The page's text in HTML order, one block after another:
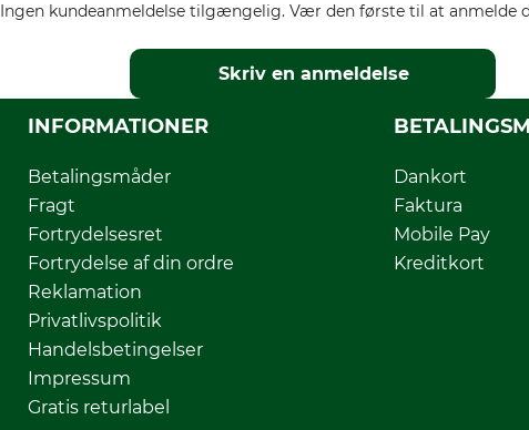
Ingen kundeanmeldelse tilgængelig. Vær den første til at anmelde
Skriv en anmeldelse
INFORMATIONER
Betalingsmåder
Fragt
Fortrydelsesret
Fortrydelse af din ordre
Reklamation
Privatlivspolitik
Handelsbetingelser
Impressum
Gratis returlabel
Dankort
Faktura
Mobile Pay
Kreditkort